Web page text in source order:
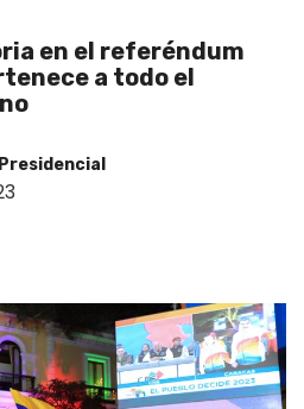
en el referéndum
a todo el